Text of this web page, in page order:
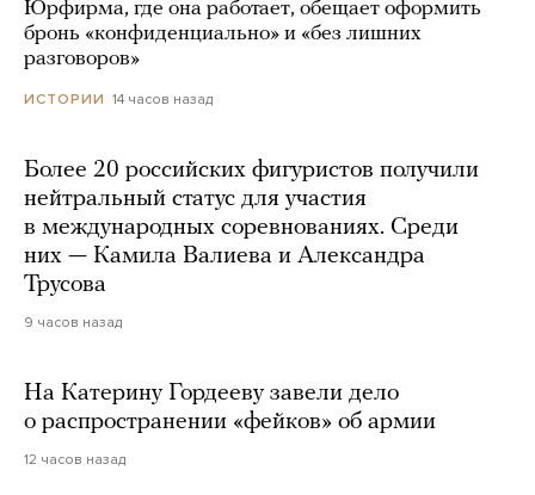
Юрфирма, где она работает, обещает оформить
бронь «конфиденциально» и «без лишних
разговоров»
ИСТОРИИ 14 часов назад
Более 20 российских фигуристов получили
нейтральный статус для участия
в международных соревнованиях. Среди
них — Камила Валиева и Александра
Трусова
9 часов назад
На Катерину Гордееву завели дело
о распространении «фейков» об армии
12 часов назад